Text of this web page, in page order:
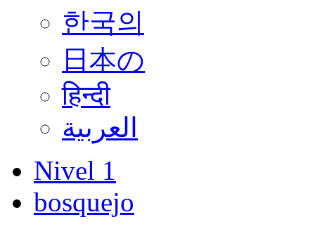
한국의
日本の
हिन्दी
العربية
Nivel 1
bosquejo